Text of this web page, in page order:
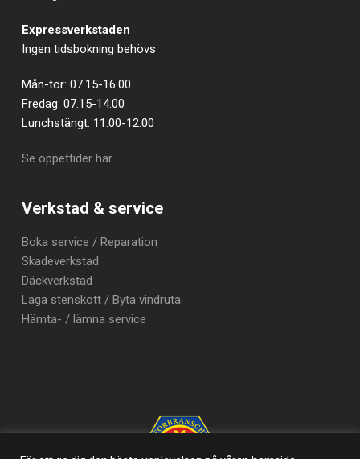
Expressverkstaden
Ingen tidsbokning behövs
Mån-tor: 07.15-16.00
Fredag: 07.15-14.00
Lunchstängt: 11.00-12.00
Se öppettider här
Verkstad & service
Boka service / Reparation
Skadeverkstad
Däckverkstad
Laga stenskott / Byta vindruta
Hämta- / lämna service